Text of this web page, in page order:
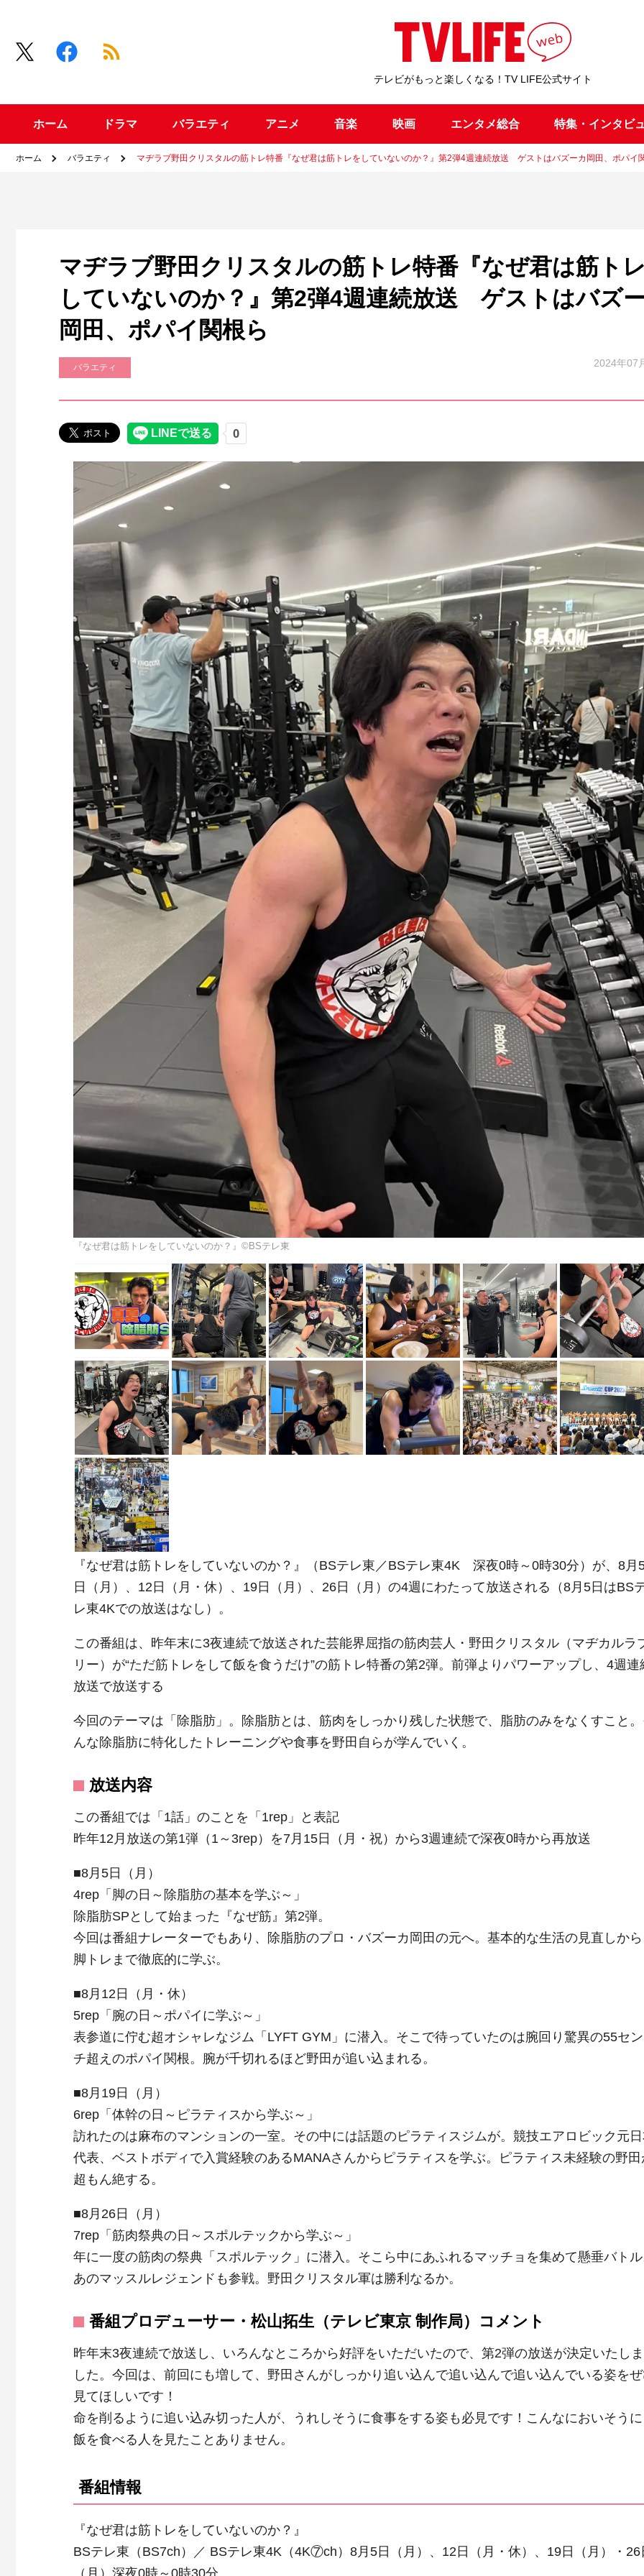
テレビがもっと楽しくなる！TV LIFE公式サイト
ホーム ドラマ バラエティ アニメ 音楽 映画 エンタメ総合 特集・インタビ
ホーム バラエティ マヂラブ野田クリスタルの筋トレ特番『なぜ君は筋トレをしていないのか？』第2弾4週連続放送 ゲストはバズーカ岡田、ポパイ
マヂラブ野田クリスタルの筋トレ特番『なぜ君は筋ト
していないのか？』第2弾4週連続放送 ゲストはバズ
岡田、ポパイ関根ら
バラエティ 2024年07
『なぜ君は筋トレをしていないのか？』©BSテレ東
『なぜ君は筋トレをしていないのか？』（BSテレ東／BSテレ東4K 深夜0時～0時30分）が、8月
日（月）、12日（月・休）、19日（月）、26日（月）の4週にわたって放送される（8月5日はBS
レ東4Kでの放送はなし）。
この番組は、昨年末に3夜連続で放送された芸能界屈指の筋肉芸人・野田クリスタル（マヂカルラ
リー）が“ただ筋トレをして飯を食うだけ”の筋トレ特番の第2弾。前弾よりパワーアップし、4週連
放送で放送する
今回のテーマは「除脂肪」。除脂肪とは、筋肉をしっかり残した状態で、脂肪のみをなくすこと
んな除脂肪に特化したトレーニングや食事を野田自らが学んでいく。
放送内容
この番組では「1話」のことを「1rep」と表記
昨年12月放送の第1弾（1～3rep）を7月15日（月・祝）から3週連続で深夜0時から再放送
■8月5日（月）
4rep「脚の日～除脂肪の基本を学ぶ～」
除脂肪SPとして始まった『なぜ筋』第2弾。
今回は番組ナレーターでもあり、除脂肪のプロ・バズーカ岡田の元へ。基本的な生活の見直しか
脚トレまで徹底的に学ぶ。
■8月12日（月・休）
5rep「腕の日～ポパイに学ぶ～」
表参道に佇む超オシャレなジム「LYFT GYM」に潜入。そこで待っていたのは腕回り驚異の55セン
チ超えのポパイ関根。腕が千切れるほど野田が追い込まれる。
■8月19日（月）
6rep「体幹の日～ピラティスから学ぶ～」
訪れたのは麻布のマンションの一室。その中には話題のピラティスジムが。競技エアロビック元
代表、ベストボディで入賞経験のあるMANAさんからピラティスを学ぶ。ピラティス未経験の野田
超もん絶する。
■8月26日（月）
7rep「筋肉祭典の日～スポルテックから学ぶ～」
年に一度の筋肉の祭典「スポルテック」に潜入。そこら中にあふれるマッチョを集めて懸垂バト
あのマッスルレジェンドも参戦。野田クリスタル軍は勝利なるか。
番組プロデューサー・松山拓生（テレビ東京 制作局）コメント
昨年末3夜連続で放送し、いろんなところから好評をいただいたので、第2弾の放送が決定いたしま
した。今回は、前回にも増して、野田さんがしっかり追い込んで追い込んで追い込んでいる姿を
見てほしいです！
命を削るように追い込み切った人が、うれしそうに食事をする姿も必見です！こんなにおいそう
飯を食べる人を見たことありません。
番組情報
『なぜ君は筋トレをしていないのか？』
BSテレ東（BS7ch）／ BSテレ東4K（4K⑦ch）8月5日（月）、12日（月・休）、19日（月）・26
（月）深夜0時～0時30分